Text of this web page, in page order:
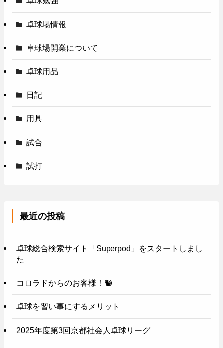
卓球場情報
卓球場開業について
卓球用品
日記
用具
試合
試打
最近の投稿
卓球総合検索サイト「Superpod」をスタートしまし
た
コロラドからのお客様！🐿️
卓球を習い事にするメリット
2025年度第3回京都社会人卓球リーグ